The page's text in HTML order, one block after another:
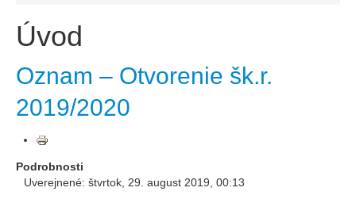
Úvod
Oznam – Otvorenie šk.r.
2019/2020
Podrobnosti
Uverejnené: štvrtok, 29. august 2019, 00:13